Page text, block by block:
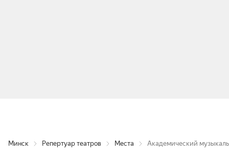
Минск Репертуар театров Места Академический